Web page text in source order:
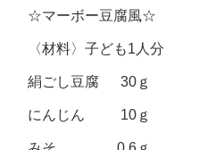
☆マーボー豆腐風☆
〈材料〉子ども1人分
絹ごし豆腐 30ｇ
にんじん 10ｇ